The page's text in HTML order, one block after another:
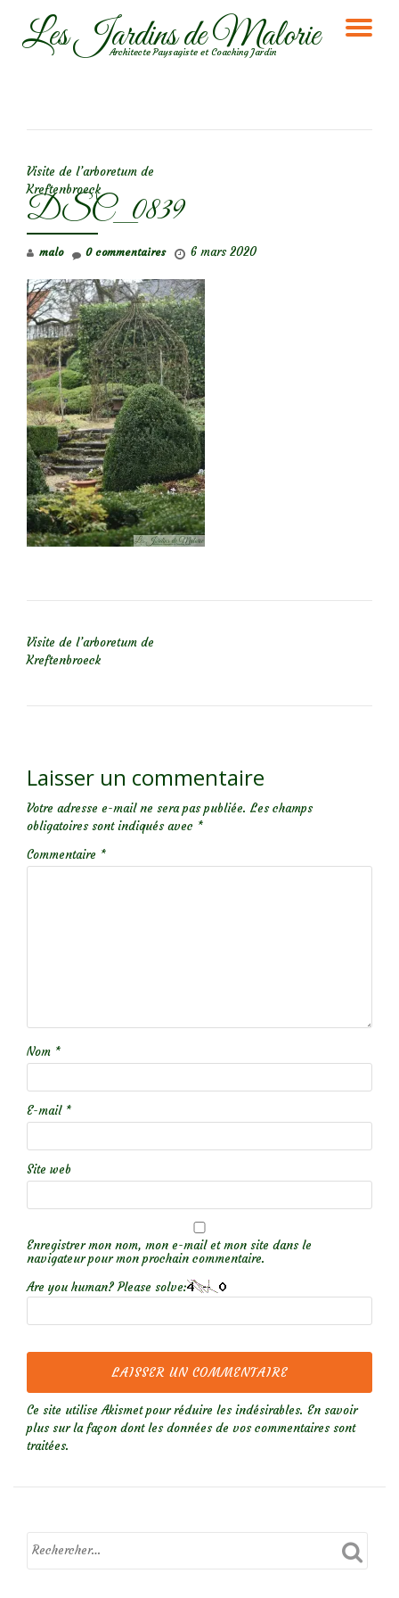
AllerLes Jardins de Malorie
Architecte Paysagiste et Coaching Jardin
Visite de l’arboretum de
Kreftenbroeck
DSC_0839
malo 6 mars 2020
0 commentaires
Visite de l’arboretum de
Kreftenbroeck
Laisser un commentaire
Votre adresse e-mail ne sera pas publiée. Les champs
obligatoires sont indiqués avec *
Commentaire *
Nom *
E-mail *
Site web
Enregistrer mon nom, mon e-mail et mon site dans le
navigateur pour mon prochain commentaire.
Are you human? Please solve:
Ce site utilise Akismet pour réduire les indésirables. En savoir
plus sur la façon dont les données de vos commentaires sont
traitées.